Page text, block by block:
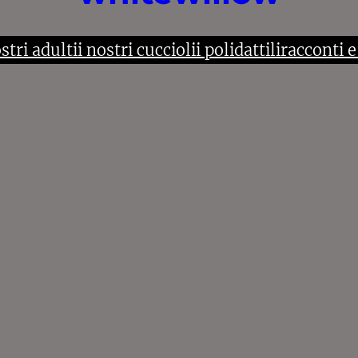
adultii nostri cucciolii polidattiliracconti